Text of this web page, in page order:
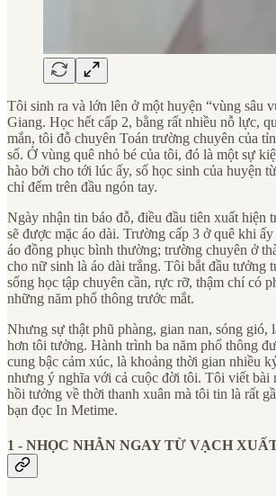
Tôi sinh ra và lớn lên ở một huyện “vùng sâu
Giang. Học hết cấp 2, bằng rất nhiều nỗ lực,
mắn, tôi đỗ chuyên Toán trường chuyên của
số. Ở vùng quê nhỏ bé của tôi, đó là một sự
hào bởi cho tới lúc ấy, số học sinh của huyện
chỉ đếm trên đầu ngón tay.
Ngày nhận tin báo đỗ, điều đầu tiên xuất hiện
sẽ được mặc áo dài. Trường cấp 3 ở quê khi
áo đồng phục bình thường; trường chuyên ở
cho nữ sinh là áo dài trắng. Tôi bắt đầu tưởng
sống học tập chuyên cần, rực rỡ, thậm chí có
những năm phổ thông trước mắt.
Nhưng sự thật phũ phàng, gian nan, sóng gió,
hơn tôi tưởng. Hành trình ba năm phổ thông
cung bậc cảm xúc, là khoảng thời gian nhiều
nhưng ý nghĩa với cả cuộc đời tôi. Tôi viết bài
hồi tưởng về thời thanh xuân mà tôi tin là rất
bạn đọc In Metime.
1 - NHỌC NHẰN NGAY TỪ VẠCH